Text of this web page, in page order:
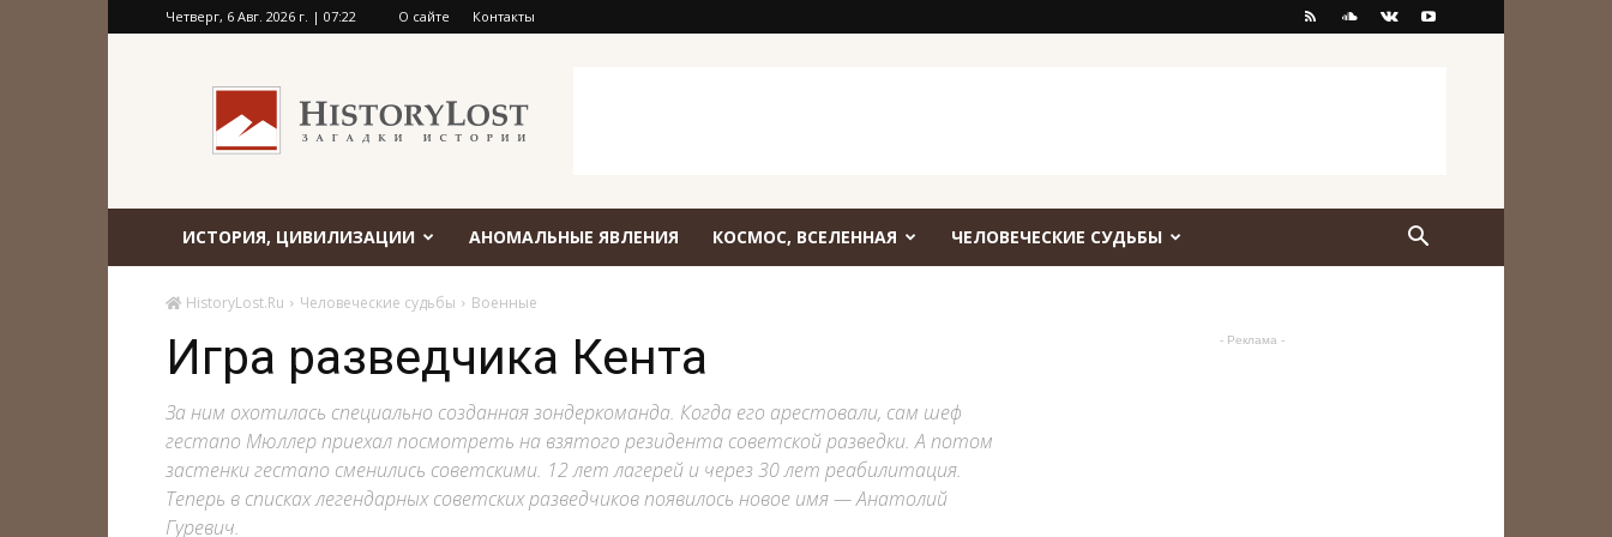
Четверг, 6 Авг. 2026 г. | 07:22 О сайте Контакты
ИСТОРИЯ, ЦИВИЛИЗАЦИИ АНОМАЛЬНЫЕ ЯВЛЕНИЯ КОСМОС, ВСЕЛЕННАЯ ЧЕЛОВЕЧЕСКИЕ СУДЬБЫ
HistoryLost.Ru Человеческие судьбы Военные
Игра разведчика Кента
За ним охотилась специально созданная зондеркоманда. Когда его арестовали, сам шеф
гестапо Мюллер приехал посмотреть на взятого резидента советской разведки. А потом
застенки гестапо сменились советскими. 12 лет лагерей и через 30 лет реабилитация.
Теперь в списках легендарных советских разведчиков появилось новое имя — Анатолий
Гуревич.
- Реклама -